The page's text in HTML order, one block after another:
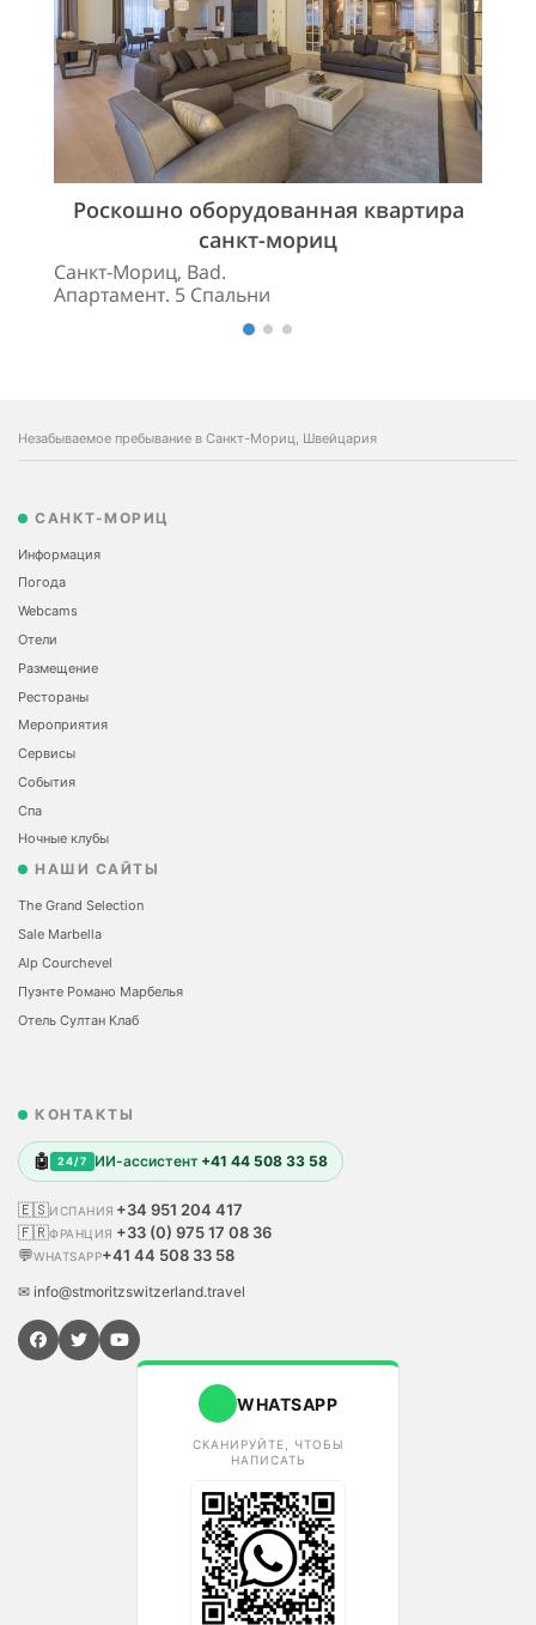
Роскошно оборудованная квартира
санкт-мориц
Санкт-Мориц, Bad.
Апартамент. 5 Спальни
Незабываемое пребывание в Санкт-Мориц, Швейцария
САНКТ-МОРИЦ
Информация
Погода
Webcams
Отели
Размещение
Рестораны
Мероприятия
Сервисы
События
Спа
Ночные клубы
НАШИ САЙТЫ
The Grand Selection
Sale Marbella
Alp Courchevel
Пуэнте Романо Марбелья
Отель Султан Клаб
КОНТАКТЫ
🤖 24/7 ИИ-ассистент +41 44 508 33 58
🇪🇸ИСПАНИЯ +34 951 204 417
🇫🇷ФРАНЦИЯ +33 (0) 975 17 08 36
💬WHATSAPP+41 44 508 33 58
✉ info@stmoritzswitzerland.travel
WHATSAPP
СКАНИРУЙТЕ, ЧТОБЫ
НАПИСАТЬ